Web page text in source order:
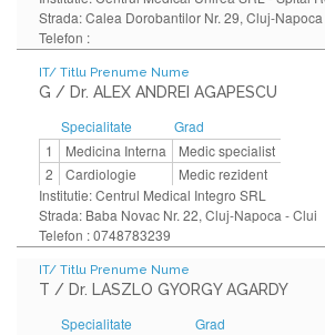
Strada: Calea Dorobantilor Nr. 29, Cluj-
Telefon :
IT/ Titlu Prenume Nume
G / Dr. ALEX ANDREI AGAPESCU
Specialitate
Grad
1
Medicina Interna
Medic specialist
2
Cardiologie
Medic rezident
Institutie: Centrul Medical Integro SRL
Strada: Baba Novac Nr. 22, Cluj-Napoca - Clui
Telefon : 0748783239
IT/ Titlu Prenume Nume
T / Dr. LASZLO GYORGY AGARDY
Specialitate
Grad